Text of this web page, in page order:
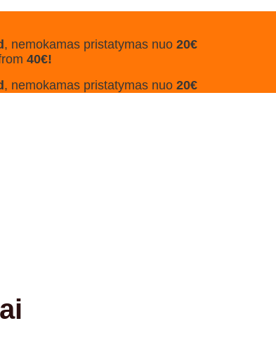
, nemokamas pristatymas nuo 20€
40€!
, nemokamas pristatymas nuo 20€